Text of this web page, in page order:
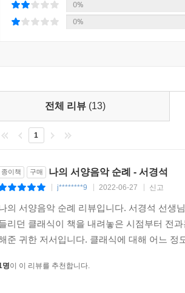
이 바로 이것이 그들 작품이 지니는 ‘고전적 가
. 이러한 음악의 그로테스크한 역사는 사
. 나찌가 베토벤 《교향곡 9번》을 이용했
도 했을 것이라는 말이다. 즉, 음악의 악용을
벤 《교향곡 9번》 4악장의, 듣는 이를 열
대 바흐의 《마태수난곡》은 한없이 숭고
함을 받아들이도록 우리에게 요구하고 있다.
에는 눈꺼풀이 없다」(본문 295~96면) 중에
식과 함께 떠나는 ‘아주 특별한’ 서양음악 순례
0%
0%
전체 리뷰 (13)
1
종이책 구매 나의 서양음악 순례 - 서경석
j********9 2022-06-27 신고
의 서양음악 순례 리뷰입니다. 서경석 선생
리던 클래식이 책을 내려놓은 시점부터 전
준 귀한 저서입니다. 클래식에 대해 어느
명이 이 리뷰를 추천합니다.